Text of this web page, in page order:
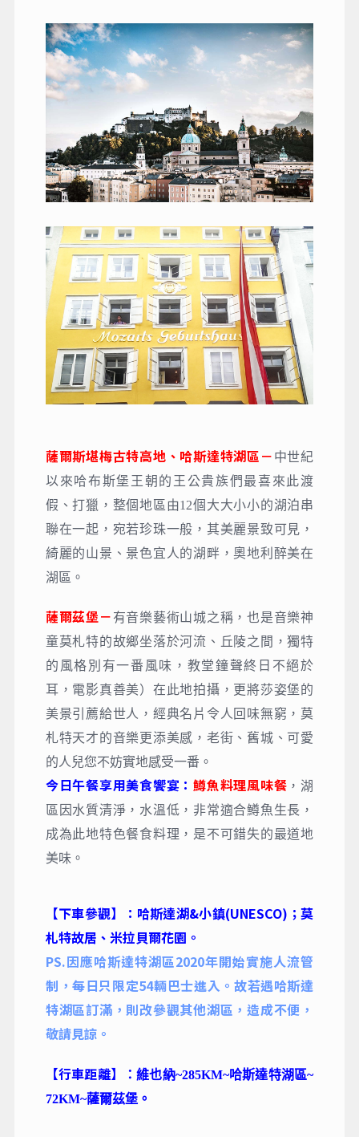
薩爾斯堪梅古特高地、哈斯達特湖區－ 中世紀
以來哈布斯堡王朝的王公貴族們最喜來此渡
假、打獵，整個地區由12個大大小小的湖泊串
聯在一起，宛若珍珠一般，其美麗景致可見，
綺麗的山景、景色宜人的湖畔，奧地利醉美在
湖區。
薩爾茲堡－ 有音樂藝術山城之稱，也是音樂神
童莫札特的故鄉坐落於河流、丘陵之間，獨特
的風格別有一番風味，教堂鐘聲終日不絕於
耳，電影真善美）在此地拍攝，更將莎姿堡的
美景引薦給世人，經典名片令人回味無窮，莫
札特天才的音樂更添美感，老街、舊城、可愛
的人兒您不妨實地感受一番。
今日午餐享用美食饗宴：鱒魚料理風味餐 ，湖
區因水質清淨，水溫低，非常適合鱒魚生長，
成為此地特色餐食料理，是不可錯失的最道地
美味。
【下車參觀】：哈斯達湖&小鎮(UNESCO) ；莫
札特故居、米拉貝爾花園。
PS.因應哈斯達特湖區2020年開始實施人流管
制，每日只限定54輛巴士進入。故若遇哈斯達
特湖區訂滿，則改參觀其他湖區，造成不便，
敬請見諒。
【行車距離】 ：維也納~285KM~哈斯達特湖區~
72KM~薩爾茲堡。